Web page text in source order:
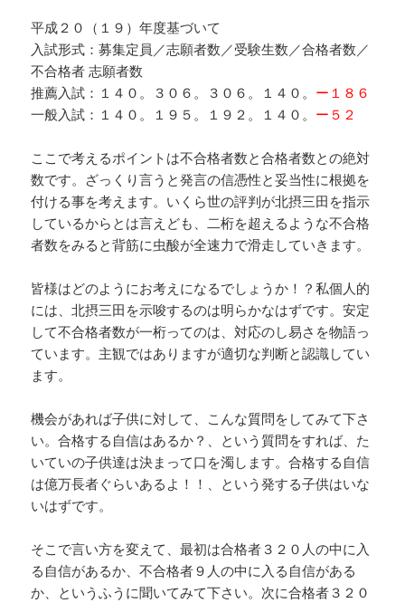
平成２０（１９）年度基づいて
入試形式：募集定員／志願者数／受験生数／合格者数／
不合格者 志願者数
推薦入試：１４０。３０６。３０６。１４０。 ー１８６
一般入試：１４０。１９５。１９２。１４０。 ー５２
ここで考えるポイントは不合格者数と合格者数との絶対
数です。ざっくり言うと発言の信憑性と妥当性に根拠を
付ける事を考えます。いくら世の評判が北摂三田を指示
しているからとは言えども、二桁を超えるような不合格
者数をみると背筋に虫酸が全速力で滑走していきます。
皆様はどのようにお考えになるでしょうか！？私個人的
には、北摂三田を示唆するのは明らかなはずです。安定
して不合格者数が一桁ってのは、対応のし易さを物語っ
ています。主観ではありますが適切な判断と認識してい
ます。
機会があれば子供に対して、こんな質問をしてみて下さ
い。合格する自信はあるか？、という質問をすれば、た
いていの子供達は決まって口を濁します。合格する自信
は億万長者ぐらいあるよ！！、という発する子供はいな
いはずです。
そこで言い方を変えて、最初は合格者３２０人の中に入
る自信があるか、不合格者９人の中に入る自信がある
か、というふうに聞いてみて下さい。次に合格者３２０